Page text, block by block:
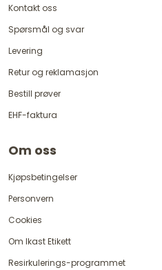
Kontakt oss
Spørsmål og svar
Levering
Retur og reklamasjon
Bestill prøver
EHF-faktura
Om oss
Kjøpsbetingelser
Personvern
Cookies
Om Ikast Etikett
Resirkulerings-programmet